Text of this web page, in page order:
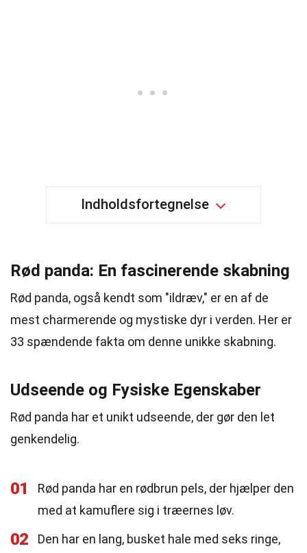
Indholdsfortegnelse
Rød panda: En fascinerende skabning
Rød panda, også kendt som "ildræv," er en af de
mest charmerende og mystiske dyr i verden. Her er
33 spændende fakta om denne unikke skabning.
Udseende og Fysiske Egenskaber
Rød panda har et unikt udseende, der gør den let
genkendelig.
01
Rød panda har en rødbrun pels, der hjælper den
med at kamuflere sig i træernes løv.
02
Den har en lang, busket hale med seks ringe,